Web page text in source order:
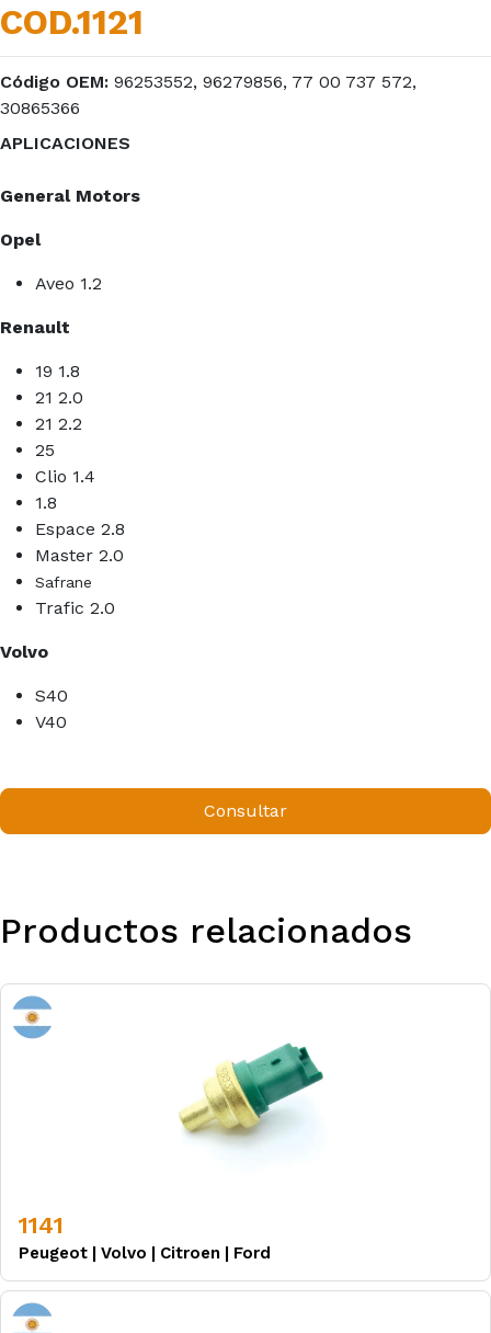
COD.1121
Código OEM: 96253552, 96279856, 77 00 737 572,
30865366
APLICACIONES
General Motors
Opel
Aveo 1.2
Renault
19 1.8
21 2.0
21 2.2
25
Clio 1.4
1.8
Espace 2.8
Master 2.0
Safrane
Trafic 2.0
Volvo
S40
V40
Consultar
Productos relacionados
1141
Peugeot | Volvo | Citroen | Ford